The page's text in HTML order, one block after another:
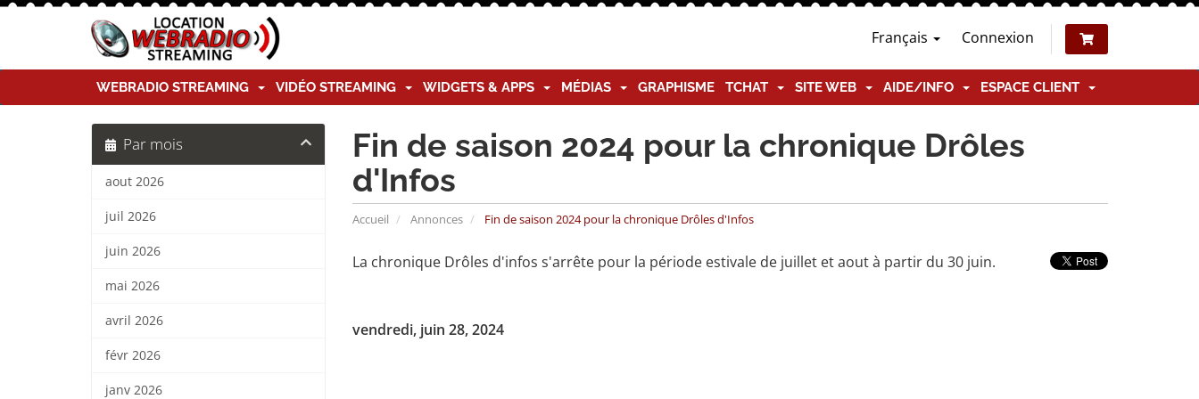
Français Connexion
WEBRADIO STREAMING VIDÉO STREAMING WIDGETS & APPS MÉDIAS GRAPHISME TCHAT SITE WEB AIDE/INFO ESPACE CLIENT
Fin de saison 2024 pour la chronique Drôles
d'Infos
Accueil Annonces Fin de saison 2024 pour la chronique Drôles d'Infos
Par mois
aout 2026
juil 2026
juin 2026
mai 2026
avril 2026
févr 2026
janv 2026
La chronique Drôles d'infos s'arrête pour la période estivale de juillet et aout à partir du 30 juin.
vendredi, juin 28, 2024